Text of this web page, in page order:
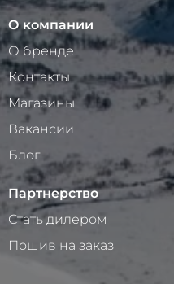
О компании
О бренде
Контакты
Магазины
Вакансии
Блог
Партнерство
Стать дилером
Пошив на заказ